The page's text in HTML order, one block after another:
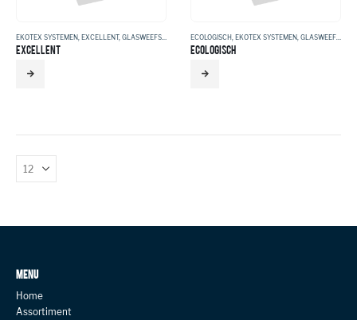
EKOTEX SYSTEMEN EXCELLENT, GLASWEEFSEL
EXCELLENT
ECOLOGISCH EKOTEX SYSTEMEN GLASWEEFSEL
ECOLOGISCH
MENU
Home
Assortiment